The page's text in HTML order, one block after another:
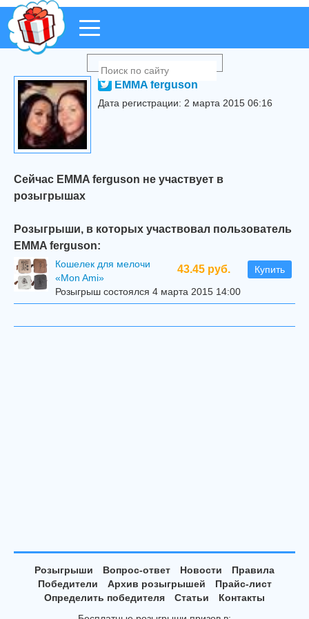
EMMA ferguson
Дата регистрации: 2 марта 2015 06:16
Сейчас EMMA ferguson не участвует в
розыгрышах
Розыгрыши, в которых участвовал пользователь
EMMA ferguson:
43.45 руб. Купить
Кошелек для мелочи
«Mon Ami»
Розыгрыш состоялся 4 марта 2015 14:00
Розыгрыши Вопрос-ответ Новости
Правила
Победители
Архив розыгрышей
Прайс-лист
Определить победителя
Статьи
Контакты